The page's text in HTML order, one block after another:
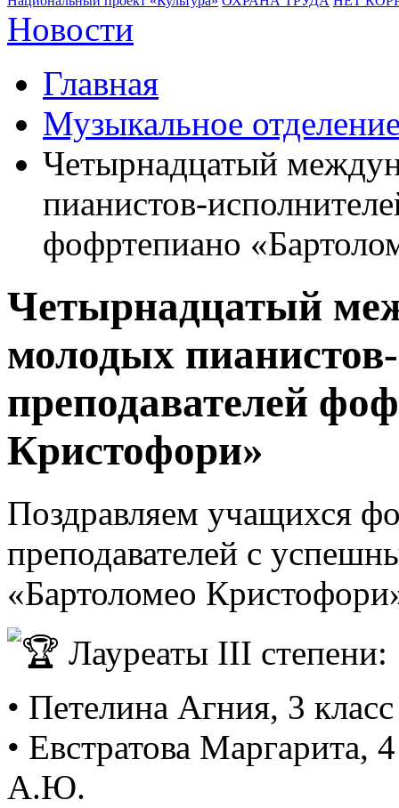
Новости
Главная
Музыкальное
Четырнадцатый
пианистов-
фофртепиано
Четырнадцатый
молодых
преподавателей
Кристофори»
Поздравляем учащихся
преподавателей с
«Бартоломео
Лауреаты III степени:
• Петелина Агния, 3
• Евстратова Маргарита,
А.Ю.